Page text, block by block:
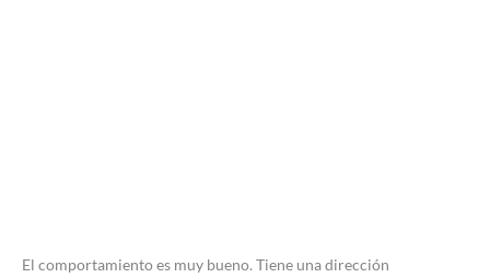
El comportamiento es muy bueno. Tiene una dirección